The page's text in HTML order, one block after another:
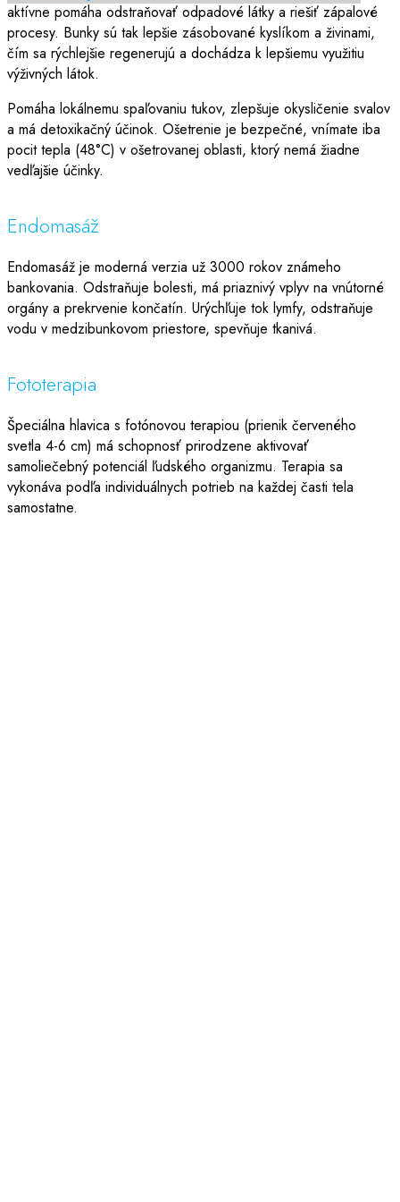
aktívne pomáha odstraňovať odpadové látky a riešiť zápalové
procesy. Bunky sú tak lepšie zásobované kyslíkom a živinami,
čím sa rýchlejšie regenerujú a dochádza k lepšiemu využitiu
výživných látok.
Pomáha lokálnemu spaľovaniu tukov, zlepšuje okysličenie svalov
a má detoxikačný účinok. Ošetrenie je bezpečné, vnímate iba
pocit tepla (48°C) v ošetrovanej oblasti, ktorý nemá žiadne
vedľajšie účinky.
Endomasáž
Endomasáž je moderná verzia už 3000 rokov známeho
bankovania. Odstraňuje bolesti, má priaznivý vplyv na vnútorné
orgány a prekrvenie končatín. Urýchľuje tok lymfy, odstraňuje
vodu v medzibunkovom priestore, spevňuje tkanivá.
Fototerapia
Špeciálna hlavica s fotónovou terapiou (prienik červeného
svetla 4-6 cm) má schopnosť prirodzene aktivovať
samoliečebný potenciál ľudského organizmu. Terapia sa
vykonáva podľa individuálnych potrieb na každej časti tela
samostatne.